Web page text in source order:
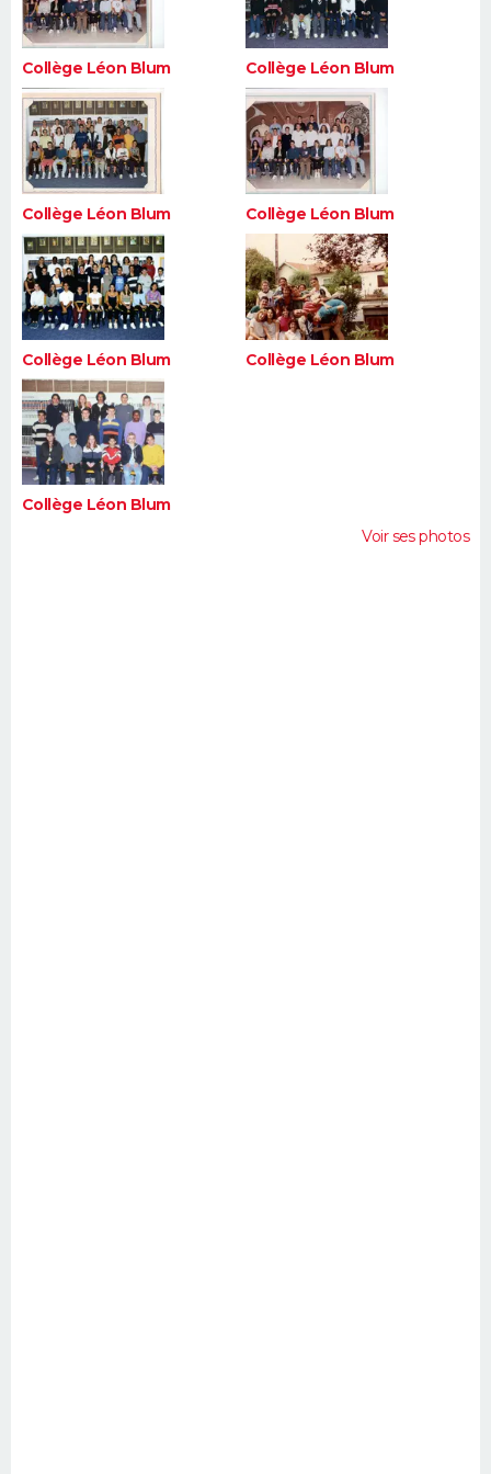
Collège Léon Blum Collège Léon Blum
Collège Léon Blum Collège Léon Blum
Collège Léon Blum Collège Léon Blum
Collège Léon Blum
Voir ses photos